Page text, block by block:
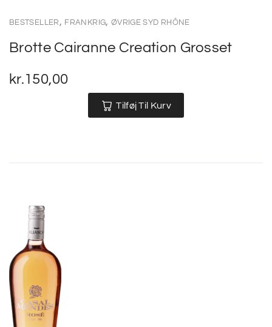
BESTSELLER , FRANKRIG, ØVRIGE SYD RHÔNE
Brotte Cairanne Creation Grosset
kr.150,00
Tilføj Til Kurv